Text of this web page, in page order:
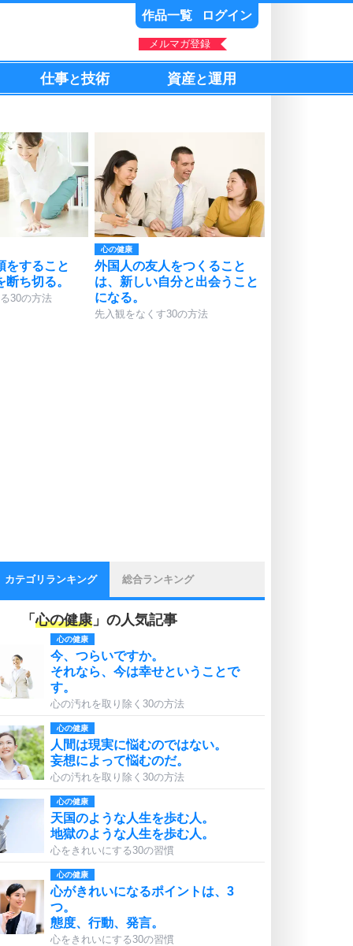
作品一覧 ログイン
メルマガ登録
仕事と技術 資産と運用
をすること
ち切る。
30の方法
心の健康
外国人の友人をつくること
は、新しい自分と出会うこと
になる。
先入観をなくす30の方法
カテゴリランキング 総合ランキング
「心の健康」の人気記事
心の健康
今、つらいですか。
それなら、今は幸せということで
す。
心の汚れを取り除く30の方法
心の健康
人間は現実に悩むのではない。
妄想によって悩むのだ。
心の汚れを取り除く30の方法
心の健康
天国のような人生を歩む人。
地獄のような人生を歩む人。
心をきれいにする30の習慣
心の健康
心がきれいになるポイントは、3
つ。
態度、行動、発言。
心をきれいにする30の習慣